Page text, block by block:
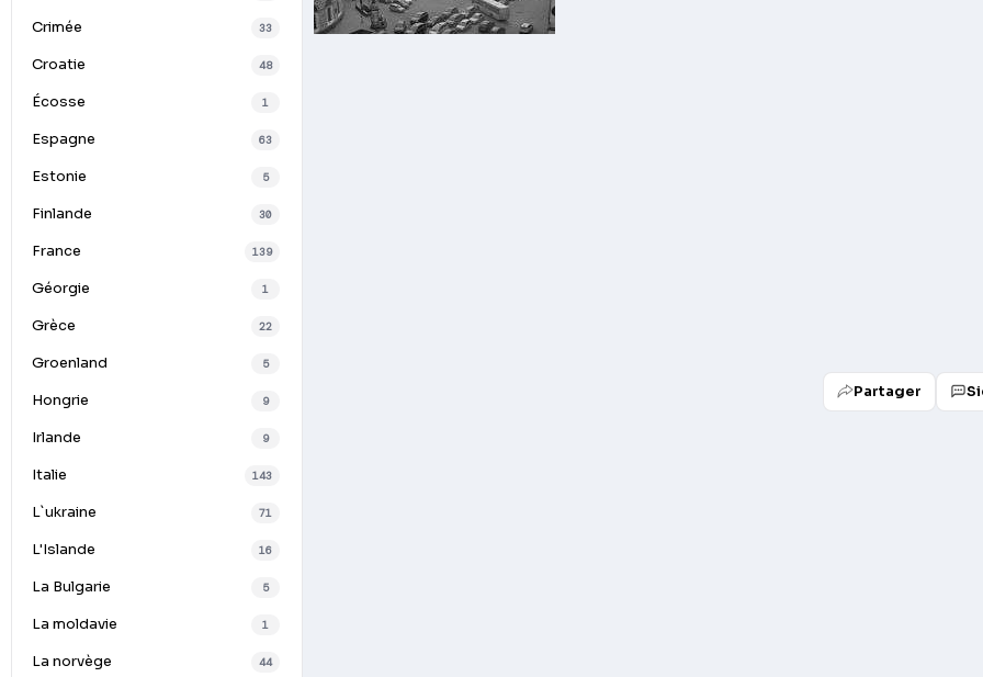
Crimée 33
Croatie 48
Écosse 1
Espagne 63
Estonie 5
Finlande 30
France 139
Géorgie 1
Grèce 22
Groenland 5
Hongrie 9
Irlande 9
Italie 143
L`ukraine 71
L'Islande 16
La Bulgarie 5
La moldavie 1
La norvège 44
Partager